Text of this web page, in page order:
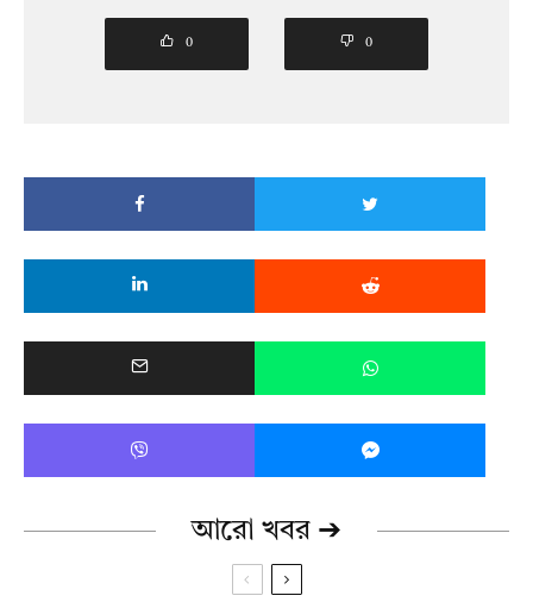
0 0
আরো খবর ➔